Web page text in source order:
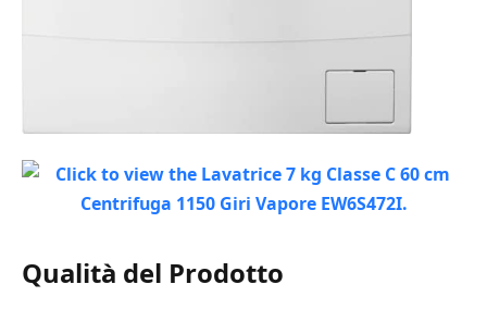
Qualità del Prodotto